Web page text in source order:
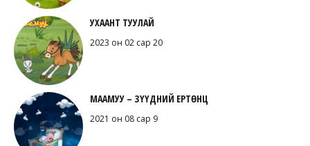
УХААНТ ТУУЛАЙ
2023 он 02 сар 20
МААМУУ – ЗҮҮДНИЙ ЕРТӨНЦ
2021 он 08 сар 9